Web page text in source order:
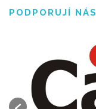
PODPORUJÍ NÁS